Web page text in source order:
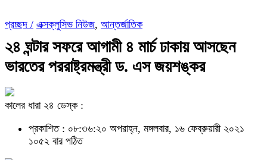
প্রচ্ছদ / এক্সক্লুসিভ নিউজ, আন্তর্জাতিক
২৪ ঘন্টার সফরে আগামী ৪ মার্চ ঢাকায় আসছেন
ভারতের পররাষ্ট্রমন্ত্রী ড. এস জয়শঙ্কর
কালের ধারা ২৪ ডেস্ক :
প্রকাশিত : ০৮:৩৬:২০ অপরাহ্ন, মঙ্গলবার, ১৬ ফেব্রুয়ারী ২০২১
১০৫২ বার পঠিত